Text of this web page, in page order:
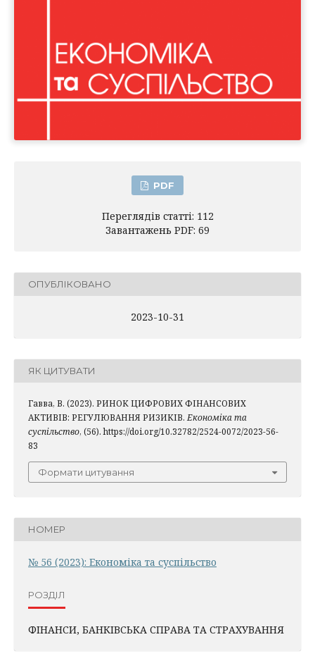
PDF
Переглядів статті: 112
Завантажень PDF: 69
ОПУБЛІКОВАНО
2023-10-31
ЯК ЦИТУВАТИ
Гавва, В. (2023). РИНОК ЦИФРОВИХ ФІНАНСОВИХ
АКТИВІВ: РЕГУЛЮВАННЯ РИЗИКІВ. Економіка та
суспільство, (56). https://doi.org/10.32782/2524-0072/2023-56-
83
Формати цитування
НОМЕР
№ 56 (2023): Економіка та суспільство
РОЗДІЛ
ФІНАНСИ, БАНКІВСЬКА СПРАВА ТА СТРАХУВАННЯ